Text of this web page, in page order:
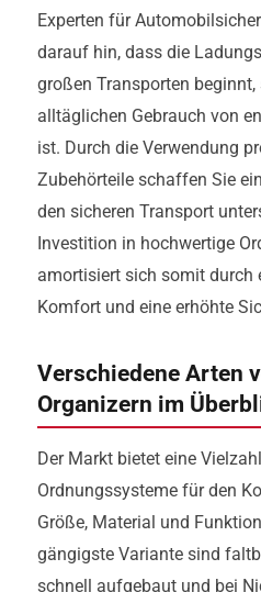
Experten für
darauf hin, dass die
großen Transporten
alltäglichen Gebrauch von
ist. Durch die Verwendung
Zubehörteile schaffen Sie
den sicheren Transport
Investition in hochwertige
amortisiert sich somit durch
Komfort und eine erhöhte
Verschiedene Arten
Organizern im
Der Markt bietet eine
Ordnungssysteme für den
Größe, Material und
gängigste Variante sind
schnell aufgebaut und bei